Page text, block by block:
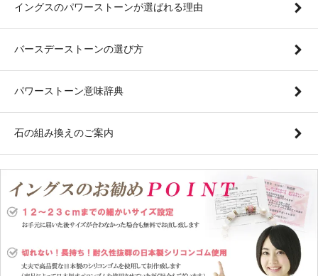
イングスのパワーストーンが選ばれる理由
バースデーストーンの選び方
パワーストーン意味辞典
石の組み換えのご案内